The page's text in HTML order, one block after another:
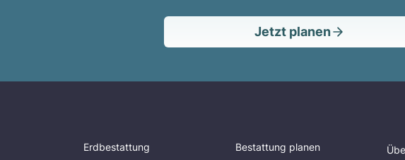
Jetzt planen
Erdbestattung
Bestattung planen